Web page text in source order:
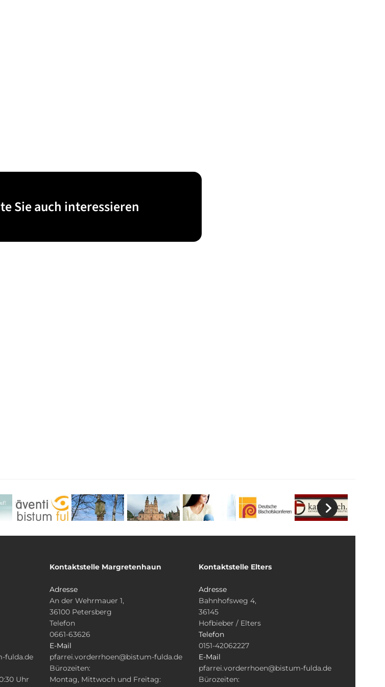
Sie auch interessieren
fulda.de
Uhr
Kontaktstelle Margretenhaun
Adresse
An der Wehrmauer 1,
36100 Petersberg
Telefon
0661-63626
E-Mail
pfarrei.vorderrhoen@bistum-fulda.de
Bürozeiten:
Montag, Mittwoch und Freitag:
Kontaktstelle Elters
Adresse
Bahnhofsweg 4,
36145
Hofbieber / Elters
Telefon
0151-42062227
E-Mail
pfarrei.vorderrhoen@bistum-fulda.de
Bürozeiten: